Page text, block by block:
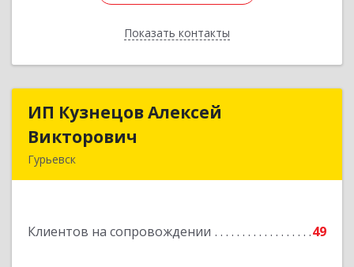
Показать контакты
Назад
ИП Кузнецов Алексей
Викторович
Гурьевск
Клиентов на сопровождении 49
ИП Кузнецов Алексей
Подробнее